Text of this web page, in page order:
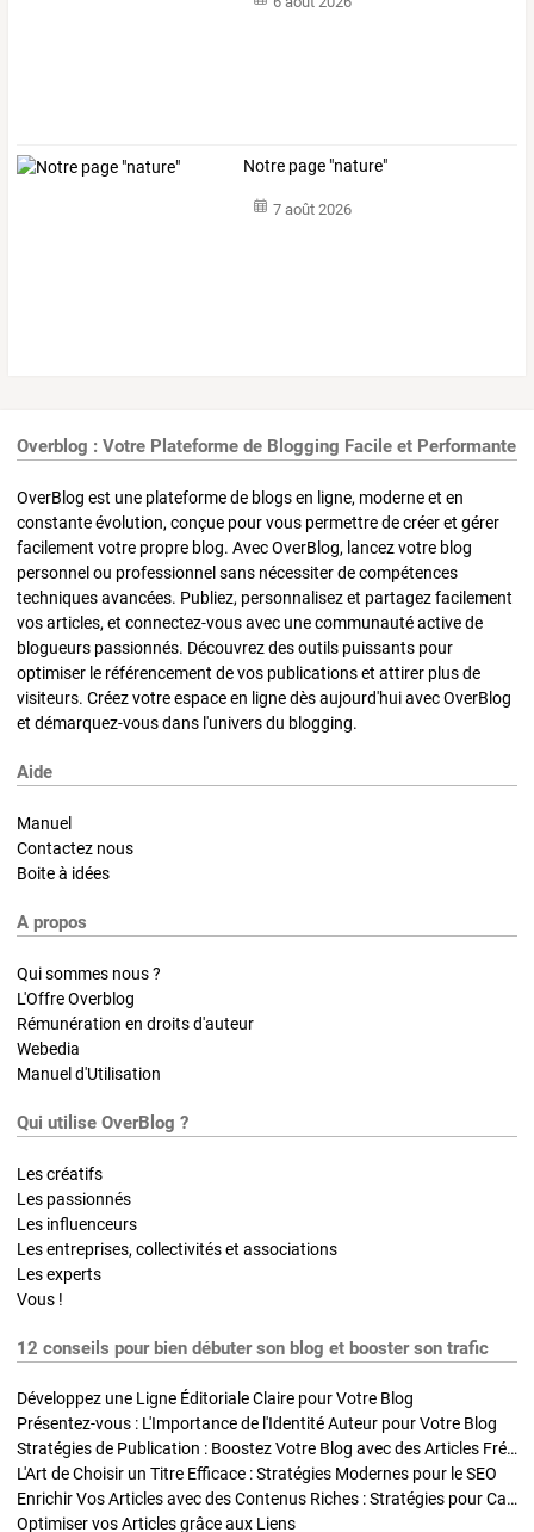
Notre page "nature"
7 août 2026
Overblog : Votre Plateforme de Blogging Facile et Performante
OverBlog est une plateforme de blogs en ligne, moderne et en
constante évolution, conçue pour vous permettre de créer et gérer
facilement votre propre blog. Avec OverBlog, lancez votre blog
personnel ou professionnel sans nécessiter de compétences
techniques avancées. Publiez, personnalisez et partagez facilement
vos articles, et connectez-vous avec une communauté active de
blogueurs passionnés. Découvrez des outils puissants pour
optimiser le référencement de vos publications et attirer plus de
visiteurs. Créez votre espace en ligne dès aujourd'hui avec OverBlog
et démarquez-vous dans l'univers du blogging.
Aide
Manuel
Contactez nous
Boite à idées
A propos
Qui sommes nous ?
L'Offre Overblog
Rémunération en droits d'auteur
Webedia
Manuel d'Utilisation
Qui utilise OverBlog ?
Les créatifs
Les passionnés
Les influenceurs
Les entreprises, collectivités et associations
Les experts
Vous !
12 conseils pour bien débuter son blog et booster son trafic
Développez une Ligne Éditoriale Claire pour Votre Blog
Présentez-vous : L'Importance de l'Identité Auteur pour Votre Blog
Stratégies de Publication : Boostez Votre Blog avec des Articles Fréquents et Exclusifs
L'Art de Choisir un Titre Efficace : Stratégies Modernes pour le SEO
Enrichir Vos Articles avec des Contenus Riches : Stratégies pour Captiver et Optimiser
Optimiser vos Articles grâce aux Liens